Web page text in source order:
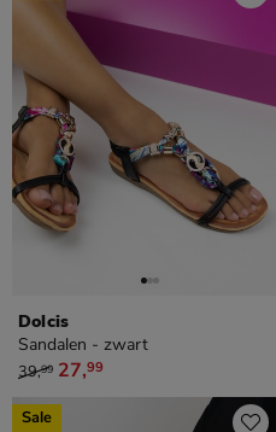
Dolcis
Sandalen - zwart
van € 39,99 voor € 27,99
39,99 27,99
Sale